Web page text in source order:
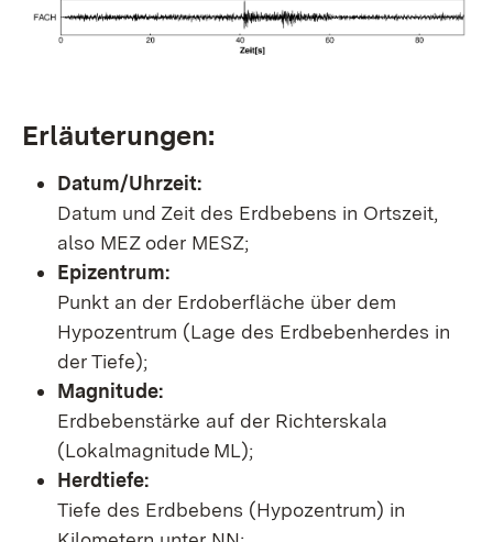
Erläuterungen:
Datum/Uhrzeit:
Datum und Zeit des Erdbebens in Ortszeit,
also MEZ oder MESZ;
Epizentrum:
Punkt an der Erdoberfläche über dem
Hypozentrum (Lage des Erdbebenherdes in
der Tiefe);
Magnitude:
Erdbebenstärke auf der Richterskala
(Lokalmagnitude ML);
Herdtiefe:
Tiefe des Erdbebens (Hypozentrum) in